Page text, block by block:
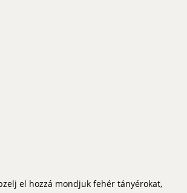
el hozzá mondjuk fehér tányérokat,